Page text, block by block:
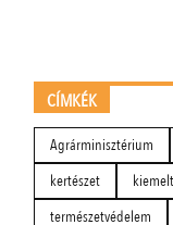
CÍMKÉK
Agrárminisztérium
kertészet
kiemelt
természetvédelem